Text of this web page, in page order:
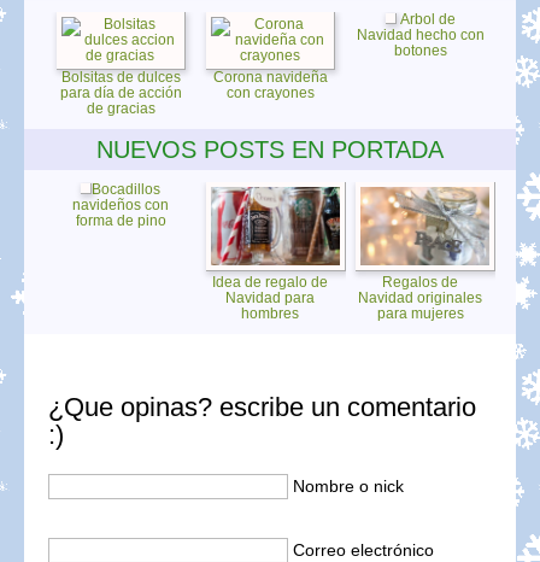
Bolsitas de dulces
para día de acción
de gracias
Corona navideña
con crayones
Árbol de
Navidad hecho con
botones
NUEVOS POSTS EN PORTADA
Bocadillos
navideños con
forma de pino
Idea de regalo de
Navidad para
hombres
Regalos de
Navidad originales
para mujeres
¿Que opinas? escribe un comentario
:)
Nombre o nick
Correo electrónico